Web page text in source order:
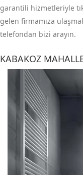
garantili hizmetleriyle
gelen firmamıza
telefondan bizi arayın.
KABAKOZ